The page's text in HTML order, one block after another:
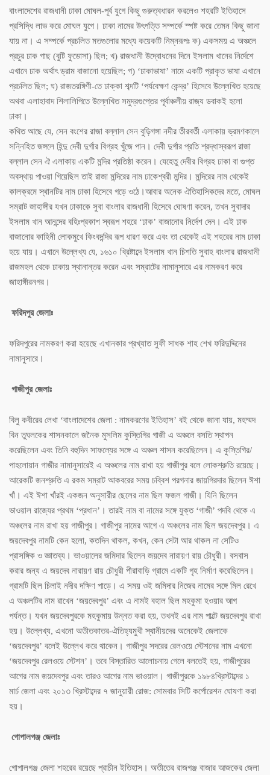
বাংলাদেশের রাজধানী ঢাকা মোঘল-পূর্ব যুগে কিছু গুরুত্বধারন করলেও শহরটি ইতিহাসে
প্রসিদ্ধি লাভ করে মোঘল যুগে। ঢাকা নামের উৎপত্তি সম্পর্কে স্পষ্ট করে তেমন কিছু জানা
যায় না। এ সম্পর্কে প্রচলিত মতগুলোর মধ্যে কয়েকটি নিম্নরূপঃ ক) একসময় এ অঞ্চলে
প্রচুর ঢাক গাছ (বুটি ফুডোসা) ছিল; খ) রাজধানী উদ্বোধনের দিনে ইসলাম খানের নির্দেশে
এখানে ঢাক অর্থাৎ ড্রাম বাজানো হয়েছিল; গ) ‘ঢাকাভাষা’ নামে একটি প্রাকৃত ভাষা এখানে
প্রচলিত ছিল; ঘ) রাজতরঙ্গিণী-তে ঢাক্কা শব্দটি ‘পর্যবেক্ষণ কেন্দ্র’ হিসেবে উল্লেখিত হয়েছে
অথবা এলাহাবাদ শিলালিপিতে উল্লেখিত সমুদ্রগুপ্তের পূর্বাঞ্চলীয় রাজ্য ডবাকই হলো
ঢাকা।
কথিত আছে যে, সেন বংশের রাজা বল্লাল সেন বুড়িগঙ্গা নদীর তীরবর্তী এলাকায় ভ্রমণকালে
সন্নিহিত জঙ্গলে হিন্দু দেবী দুর্গার বিগ্রহ খুঁজে পান। দেবী দুর্গার প্রতি শ্রদ্ধাস্বরূপ রাজা
বল্লাল সেন ঐ এলাকায় একটি মন্দির প্রতিষ্ঠা করেন। যেহেতু দেবীর বিগ্রহ ঢাকা বা গুপ্ত
অবস্থায় পাওয়া গিয়েছিল তাই রাজা মন্দিরের নাম ঢাকেশ্বরী মন্দির। মন্দিরের নাম থেকেই
কালক্রমে স্থানটির নাম ঢাকা হিসেবে গড়ে ওঠে।আবার অনেক ঐতিহাসিকদের মতে, মোঘল
সম্রাট জাহাঙ্গীর যখন ঢাকাকে সুবা বাংলার রাজধানী হিসেবে ঘোষণা করেন, তখন সুবাদার
ইসলাম খান আনন্দের বহিঃপ্রকাশ স্বরূপ শহরে ‘ঢাক’ বাজানোর নির্দেশ দেন। এই ঢাক
বাজানোর কাহিনী লোকমুখে কিংবদন্দির রূপ ধারণ করে এবং তা থেকেই এই শহরের নাম ঢাকা
হয়ে যায়। এখানে উল্লেখ্য যে, ১৬১০ খ্রিষ্টাব্দে ইসলাম খান চিশতি সুবাহ বাংলার রাজধানী
রাজমহল থেকে ঢাকায় স্থানান্তর করেন এবং সম্রাটের নামানুসারে এর নামকরণ করে
জাহাঙ্গীরনগর।
ফরিদপুর জেলাঃ
ফরিদপুরের নামকরণ করা হয়েছে এখানকার প্রখ্যাত সুফী সাধক শাহ শেখ ফরিদুদ্দিনের
নামানুসারে।
গাজীপুর জেলাঃ
বিলু কবীরের লেখা ‘বাংলাদেশের জেলা : নামকরণের ইতিহাস’ বই থেকে জানা যায়, মহম্মদ
বিন তুঘলকের শাসনকালে জনৈক মুসলিম কুস্তিগির গাজী এ অঞ্চলে বসতি স্থাপন
করেছিলেন এবং তিনি বহুদিন সাফল্যের সঙ্গে এ অঞ্চল শাসন করেছিলেন। এ কুস্তিগির/
পাহলোয়ান গাজীর নামানুসারেই এ অঞ্চলের নাম রাখা হয় গাজীপুর বলে লোকশ্রুতি রয়েছে।
আরেকটি জনশ্রুতি এ রকম সম্রাট আকবরের সময় চবি্বশ পরগনার জায়গিরদার ছিলেন ঈশা
খাঁ। এই ঈশা খাঁরই একজন অনুসারীর ছেলের নাম ছিল ফজল গাজী। যিনি ছিলেন
ভাওয়াল রাজ্যের প্রথম ‘প্রধান’। তারই নাম বা নামের সঙ্গে যুক্ত ‘গাজী’ পদবি থেকে এ
অঞ্চলের নাম রাখা হয় গাজীপুর। গাজীপুর নামের আগে এ অঞ্চলের নাম ছিল জয়দেবপুর। এ
জয়দেবপুর নামটি কেন হলো, কতদিন থাকল, কখন, কেন সেটা আর থাকল না সেটিও
প্রাসঙ্গিক ও জ্ঞাতব্য। ভাওয়ালের জমিদার ছিলেন জয়দেব নারায়ণ রায় চৌধুরী। বসবাস
করার জন্য এ জয়দেব নারায়ণ রায় চৌধুরী পীরাবাড়ি গ্রামে একটি গৃহ নির্মাণ করেছিলেন।
গ্রামটি ছিল চিলাই নদীর দক্ষিণ পাড়ে। এ সময় ওই জমিদার নিজের নামের সঙ্গে মিল রেখে
এ অঞ্চলটির নাম রাখেন ‘জয়দেবপুর’ এবং এ নামই বহাল ছিল মহকুমা হওয়ার আগ
পর্যন্ত। যখন জয়দেবপুরকে মহকুমায় উন্নত করা হয়, তখনই এর নাম পাল্টে জয়দেবপুর রাখা
হয়। উল্লেখ্য, এখনো অতীতকাতর-ঐতিহ্যমুখী স্থানীয়দের অনেকেই জেলাকে
‘জয়দেবপুর’ বলেই উল্লেখ করে থাকেন। গাজীপুর সদরের রেলওয়ে স্টেশনের নাম এখনো
‘জয়দেবপুর রেলওয়ে স্টেশন’। তবে বিস্তারিত আলোচনায় গেলে বলতেই হয়, গাজীপুরের
আগের নাম জয়দেবপুর এবং তারও আগের নাম ভাওয়াল। গাজীপুরকে ১৯৮৪খ্রিস্টাব্দের ১
মার্চ জেলা এবং ২০১৩ খ্রিস্টাব্দের ৭ জানুয়ারী রোজ: সোমবার সিটি কর্পোরেশন ঘোষণা করা
হয়।
গোপালগঞ্জ জেলাঃ
গোপালগঞ্জ জেলা শহরের রয়েছে প্রাচীন ইতিহাস। অতীতের রাজগঞ্জ বাজার আজকের জেলা